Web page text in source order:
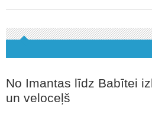
No Imantas līdz Babītei
un veloceļš